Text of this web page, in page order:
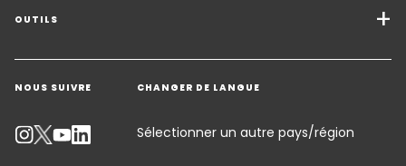
Solutions de Fret
Entreposage - Logistique à valeur ajoutée
Secteurs d'activité
OUTILS
Demander un devis
Contacter un expert
Suivre un envoi
NOUS SUIVRE CHANGER DE LANGUE
Sélectionner un autre pays/région